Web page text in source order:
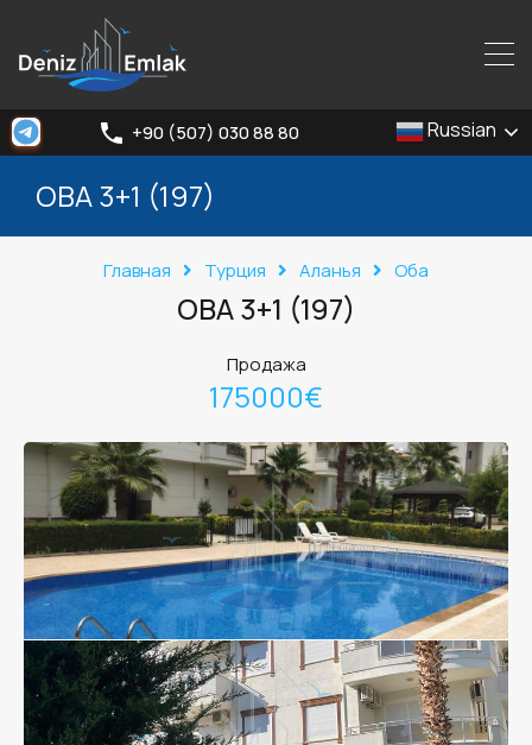
+90 (507) 030 88 80 Russian
OBA 3+1 (197)
Главная Турция Аланья Оба
OBA 3+1 (197)
Продажа
175000€